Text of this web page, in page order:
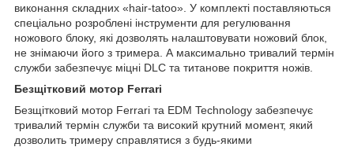
виконання складних «hair-tatoo». У комплекті поставляються
спеціально розроблені інструменти для регулювання
ножового блоку, які дозволять налаштовувати ножовий блок,
не знімаючи його з тримера. А максимально тривалий термін
служби забезпечує міцні DLC та титанове покриття ножів.
Безщітковий мотор Ferrari
Безщітковий мотор Ferrari та EDM Technology забезпечує
тривалий термін служби та високий крутний момент, який
дозволить тримеру справлятися з будь-якими